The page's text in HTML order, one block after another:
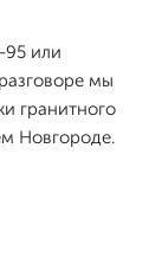
95 или
мы
гранитного
Новгороде.